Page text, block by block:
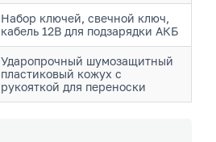
Набор ключей, свечной ключ,
кабель 12В для подзарядки АКБ
Ударопрочный шумозащитный
пластиковый кожух с
рукояткой для переноски